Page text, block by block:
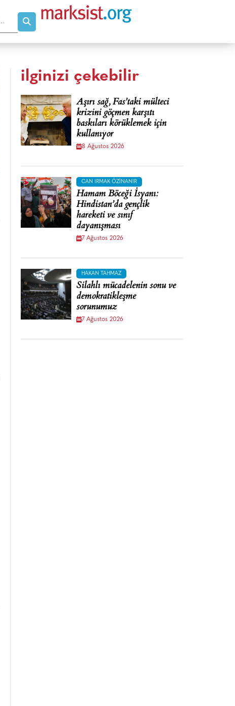
ilginizi çekebilir
Aşırı sağ, Fas’taki mülteci
krizini göçmen karşıtı
baskıları körüklemek için
kullanıyor
8 Ağustos 2026
CAN IRMAK ÖZINANIR
Hamam Böceği İsyanı:
Hindistan’da gençlik
hareketi ve sınıf
dayanışması
7 Ağustos 2026
HAKAN TAHMAZ
Silahlı mücadelenin sonu ve
demokratikleşme
sorunumuz
7 Ağustos 2026